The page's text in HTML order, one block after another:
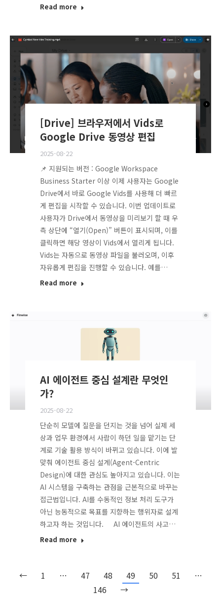
Read more
[Drive] 브라우저에서 Vids로
Google Drive 동영상 편집
2025-08-22
📌 지원되는 버전 : Google Workspace
Business Starter 이상 이제 사용자는 Google
Drive에서 바로 Google Vids를 사용해 더 빠르
게 편집을 시작할 수 있습니다. 이번 업데이트로
사용자가 Drive에서 동영상을 미리보기 할 때 우
측 상단에 “열기(Open)” 버튼이 표시되며, 이를
클릭하면 해당 영상이 Vids에서 열리게 됩니다.
Vids는 자동으로 동영상 파일을 불러오며, 이후
자유롭게 편집을 진행할 수 있습니다. 예를…
Read more
AI 에이전트 중심 설계란 무엇인
가?
2025-08-22
단순히 모델에 질문을 던지는 것을 넘어 실제 세
상과 업무 환경에서 사람이 하던 일을 맡기는 단
계로 기술 활용 방식이 바뀌고 있습니다. 이에 발
맞춰 에이전트 중심 설계(Agent-Centric
Design)에 대한 관심도 높아지고 있습니다. 이는
AI 시스템을 구축하는 관점을 근본적으로 바꾸는
접근법입니다. AI를 수동적인 정보 처리 도구가
아닌 능동적으로 목표를 지향하는 행위자로 설계
하고자 하는 것입니다. AI 에이전트의 사고…
Read more
← 1 … 47 48 49 50 51
…
146
→